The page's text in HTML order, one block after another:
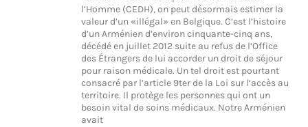
l’Homme (CEDH), on peut désormais estimer la
valeur d’un «illégal» en Belgique. C’est l’histoire
d’un Arménien d’environ cinquante-cinq ans,
décédé en juillet 2012 suite au refus de l’Office
des Étrangers de lui accorder un droit de séjour
pour raison médicale. Un tel droit est pourtant
consacré par l’article 9ter de la Loi sur l’accès au
territoire. Il protège les personnes qui ont un
besoin vital de soins médicaux. Notre Arménien
avait